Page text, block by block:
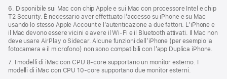
6. Disponibile sui Mac con chip Apple e sui Mac con processore Intel e chip
T2 Security. È necessario aver effettuato l’accesso su iPhone e su Mac
usando lo stesso Apple Account e l’autenticazione a due fattori. L’iPhone e
il Mac devono essere vicini e avere il Wi‑Fi e il Bluetooth attivati. Il Mac non
deve usare AirPlay o Sidecar. Alcune funzioni dell’iPhone (per esempio la
fotocamera e il microfono) non sono compatibili con l’app Duplica iPhone.
7. I modelli di iMac con CPU 8‑core supportano un monitor esterno. I
modelli di iMac con CPU 10‑core supportano due monitor esterni.